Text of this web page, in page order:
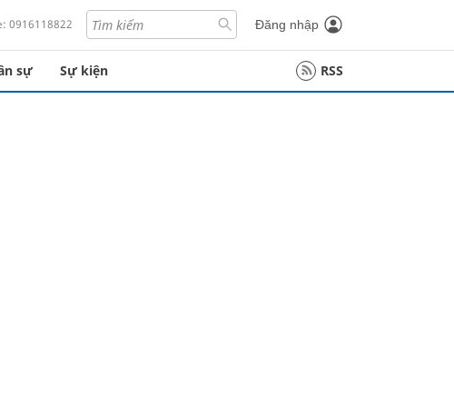
0916118822 Đăng nhập
sự Sự kiện RSS